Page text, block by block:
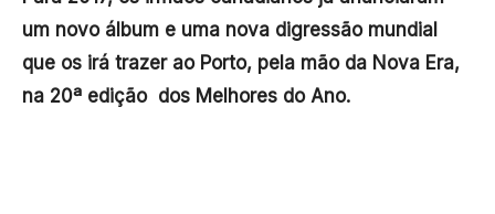
um novo álbum e uma nova digressão mundial
que os irá trazer ao Porto, pela mão da Nova Era,
na 20ª edição dos Melhores do Ano.